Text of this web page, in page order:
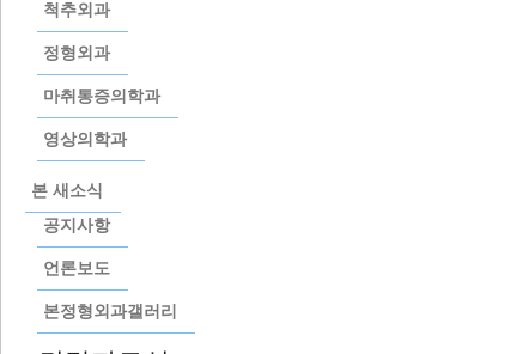
척추외과
정형외과
마취통증의학과
영상의학과
본 새소식
공지사항
언론보도
본정형외과갤러리
건강자료실
운동가이드자료실